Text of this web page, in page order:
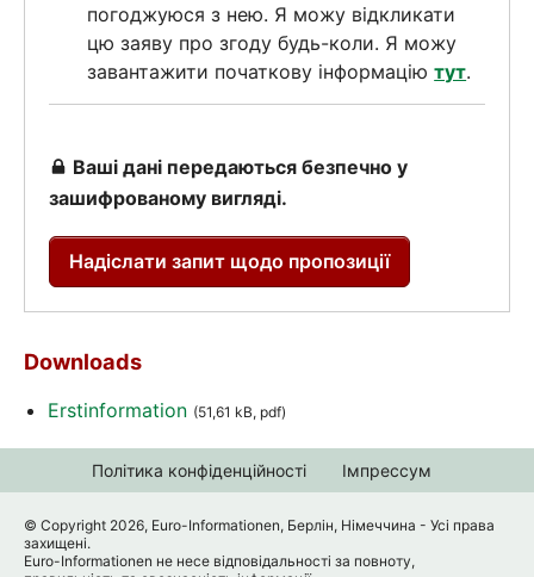
погоджуюся з нею. Я можу відкликати
цю заяву про згоду будь-коли. Я можу
завантажити початкову інформаціютут.
Ваші дані передаються безпечно у
зашифрованому вигляді.
Надіслати запит щодо пропозиції
Downloads
Erstinformation (51,61 kB, pdf)
Політика конфіденційності Імпрессум
© Copyright 2026, Euro-Informationen, Берлін, Німеччина - Усі права
захищені.
Euro-Informationen не несе відповідальності за повноту,